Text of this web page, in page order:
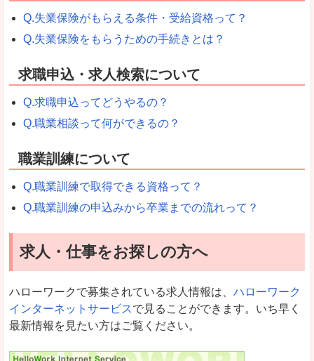
Q.失業保険がもらえる条件・受給資格って？
Q.失業保険をもらうための手続きとは？
求職申込・求人検索について
Q.求職申込ってどうやるの？
Q.職業相談って何ができるの？
職業訓練について
Q.職業訓練で取得できる資格って？
Q.職業訓練の申込みから卒業までの流れって？
求人・仕事をお探しの方へ
ハローワークで募集されている求人情報は、 ハローワーク
インターネットサービスで見ることができます。いち早く
最新情報を見たい方はご覧ください。